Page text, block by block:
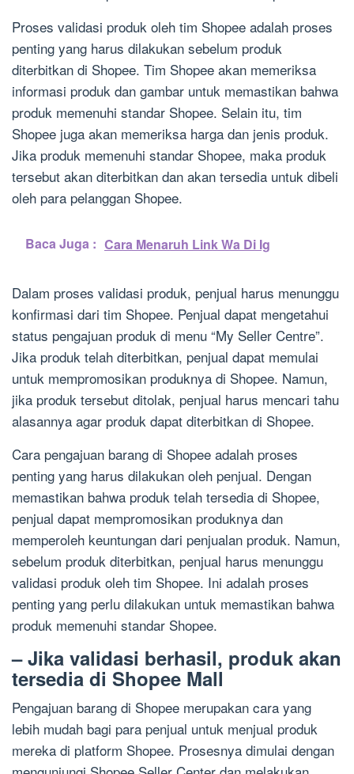
Proses validasi produk oleh tim Shopee adalah proses
penting yang harus dilakukan sebelum produk
diterbitkan di Shopee. Tim Shopee akan memeriksa
informasi produk dan gambar untuk memastikan bahwa
produk memenuhi standar Shopee. Selain itu, tim
Shopee juga akan memeriksa harga dan jenis produk.
Jika produk memenuhi standar Shopee, maka produk
tersebut akan diterbitkan dan akan tersedia untuk dibeli
oleh para pelanggan Shopee.
Baca Juga : Cara Menaruh Link Wa Di Ig
Dalam proses validasi produk, penjual harus menunggu
konfirmasi dari tim Shopee. Penjual dapat mengetahui
status pengajuan produk di menu “My Seller Centre”.
Jika produk telah diterbitkan, penjual dapat memulai
untuk mempromosikan produknya di Shopee. Namun,
jika produk tersebut ditolak, penjual harus mencari tahu
alasannya agar produk dapat diterbitkan di Shopee.
Cara pengajuan barang di Shopee adalah proses
penting yang harus dilakukan oleh penjual. Dengan
memastikan bahwa produk telah tersedia di Shopee,
penjual dapat mempromosikan produknya dan
memperoleh keuntungan dari penjualan produk. Namun,
sebelum produk diterbitkan, penjual harus menunggu
validasi produk oleh tim Shopee. Ini adalah proses
penting yang perlu dilakukan untuk memastikan bahwa
produk memenuhi standar Shopee.
– Jika validasi berhasil, produk akan
tersedia di Shopee Mall
Pengajuan barang di Shopee merupakan cara yang
lebih mudah bagi para penjual untuk menjual produk
mereka di platform Shopee. Prosesnya dimulai dengan